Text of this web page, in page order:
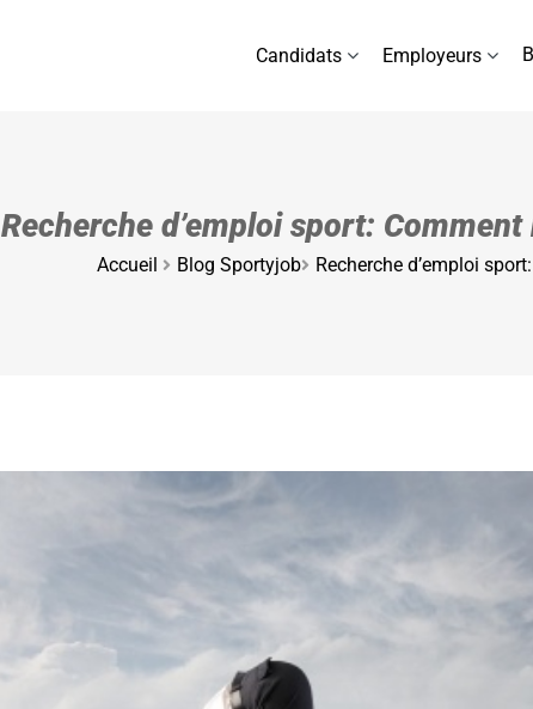
Candidats Employeurs
Recherche d’emploi sport:
Accueil Blog Sportyjob Recherche d’emploi